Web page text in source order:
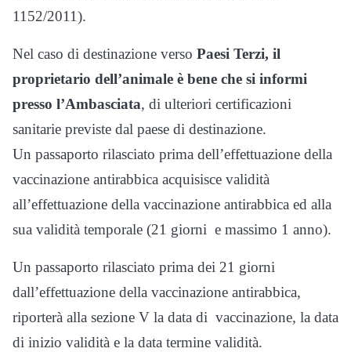
1152/2011).
Nel caso di destinazione verso Paesi Terzi, il
proprietario dell’animale è bene che si informi
presso l’Ambasciata, di ulteriori certificazioni
sanitarie previste dal paese di destinazione.
Un passaporto rilasciato prima dell’effettuazione della
vaccinazione antirabbica acquisisce validità
all’effettuazione della vaccinazione antirabbica ed alla
sua validità temporale (21 giorni e massimo 1 anno).
Un passaporto rilasciato prima dei 21 giorni
dall’effettuazione della vaccinazione antirabbica,
riporterà alla sezione V la data di vaccinazione, la data
di inizio validità e la data termine validità.